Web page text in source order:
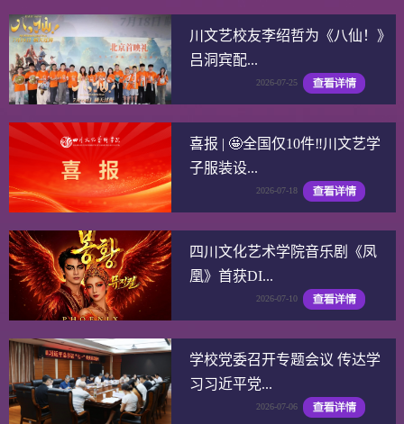
川文艺校友李绍哲为《八仙！》
吕洞宾配...
2026-07-25
喜报 | 🤩全国仅10件‼️川文艺学
子服装设...
2026-07-18
四川文化艺术学院音乐剧《凤
凰》首获DI...
2026-07-10
学校党委召开专题会议 传达学
习习近平党...
2026-07-06